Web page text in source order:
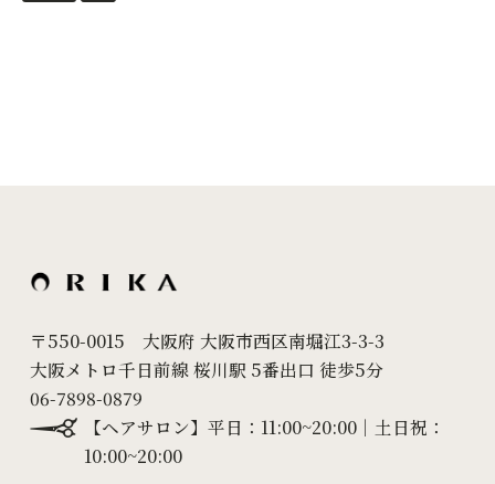
〒550-0015 大阪府 大阪市西区南堀江3-3-3
大阪メトロ千日前線 桜川駅 5番出口 徒歩5分
06-7898-0879
【ヘアサロン】平日：11:00~20:00｜土日祝：
10:00~20:00